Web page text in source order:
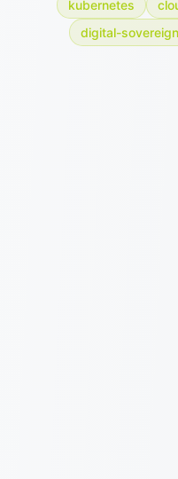
kubernetes
digital-